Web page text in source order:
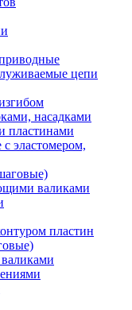
цепи
насадками
пластинами
эластомером,
валиками
пластин